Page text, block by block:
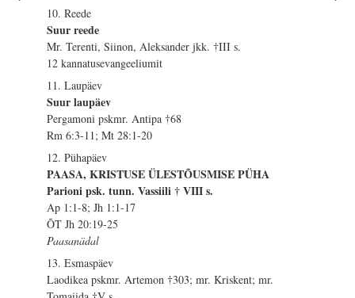
10. Reede
Suur reede
Mr. Terenti, Siinon, Aleksander jkk. †III s.
12 kannatusevangeeliumit
11. Laupäev
Suur laupäev
Pergamoni pskmr. Antipa †68
Rm 6:3-11; Mt 28:1-20
12. Pühapäev
PAASA, KRISTUSE ÜLESTÕUSMISE PÜHA
Parioni psk. tunn. Vassiili † VIII s.
Ap 1:1-8; Jh 1:1-17
ÕT Jh 20:19-25
Paasanädal
13. Esmaspäev
Laodikea pskmr. Artemon †303; mr. Kriskent; mr.